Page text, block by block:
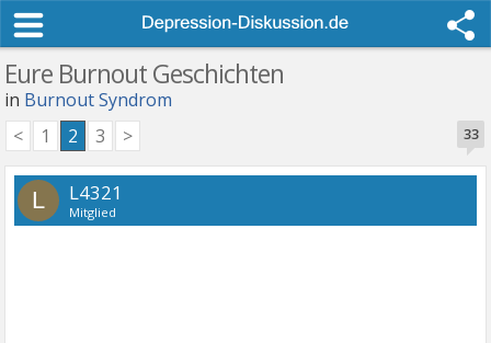
Eure Burnout Geschichten
in Burnout Syndrom
33
< 1 2 3 >
L L4321
Mitglied